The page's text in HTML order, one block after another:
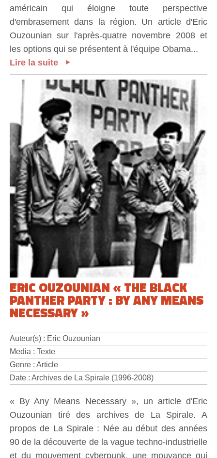
américain qui éloigne toute perspective
d'embrasement dans la région. Un article d'Eric
Ouzounian sur l'après-quatre novembre 2008 et
les options qui se présentent à l'équipe Obama...
Lire la suite
ERIC OUZOUNIAN « THE BLACK
PANTHER PARTY : BY ANY MEANS
NECESSARY »
Auteur(s) : Eric Ouzounian
Media : Texte
Genre : Article
Date : Archives de La Spirale (1996-2008)
« By Any Means Necessary », un article d'Eric
Ouzounian tiré des archives de La Spirale. A
propos de La Spirale : Née au début des années
90 de la découverte de la vague techno-industrielle
et du mouvement cyberpunk, une mouvance qui